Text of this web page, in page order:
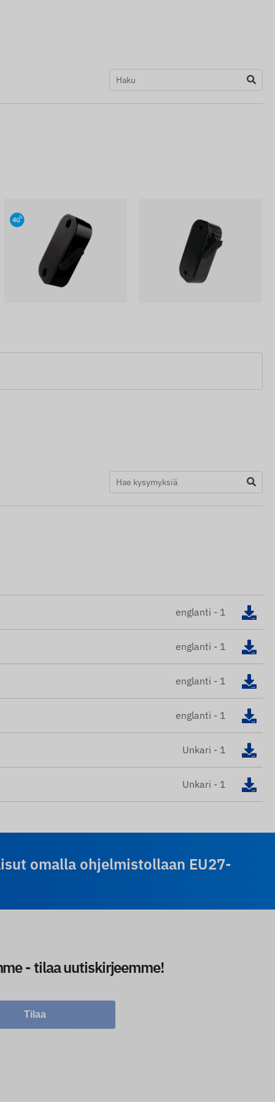
englanti - 1
englanti - 1
englanti - 1
englanti - 1
Unkari - 1
Unkari - 1
omalla ohjelmistollaan EU27-
- tilaa uutiskirjeemme!
Tilaa